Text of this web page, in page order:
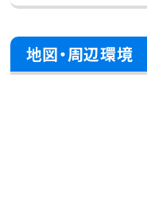
地図・周辺環境